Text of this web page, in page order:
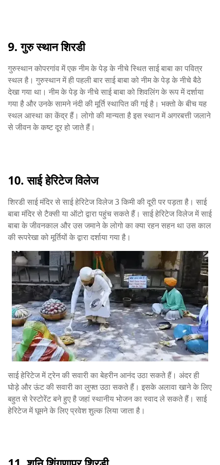
9. गुरु स्थान शिरडी
गुरुस्थान कोपरगांव में एक नीम के पेड़ के नीचे स्थित साई बाबा का पवित्र
स्थल है। गुरुस्थान में ही पहली बार साई बाबा को नीम के पेड़ के नीचे बैठे
देखा गया था। नीम के पेड़ के नीचे साई बाबा को शिवलिंग के रूप में दर्शाया
गया है और उनके सामने नंदी की मूर्ति स्थापित की गई है। भक्तो के बीच यह
स्थल आस्था का केंद्र हैं। लोगो की मान्यता है इस स्थान में अगरबत्ती जलाने
से जीवन के कष्ट दूर हो जाते हैं।
10. साई हेरिटेज विलेज
शिरडी साई मंदिर से साई हेरिटेज विलेज 3 किमी की दूरी पर पड़ता है। साई
बाबा मंदिर से टैक्सी या ऑटो द्वारा पहुंच सकते हैं। साई हेरिटेज विलेज में साई
बाबा के जीवनकाल और उस जमाने के लोगो का क्या रहन सहन था उस काल
की रूपरेखा को मूर्तियों के द्वारा दर्शाया गया है।
साई हेरिटेज में ट्रेन की सवारी का बेहरीन आनंद उठा सकते हैं। अंदर ही
घोड़े और ऊंट की सवारी का लुफ्त उठा सकते हैं। इसके अलावा खाने के लिए
बहुत से रेस्टोरेंट बने हुए है जहां स्थानीय भोजन का स्वाद ले सकते हैं। साई
हेरिटेज में घूमने के लिए प्रवेश शुल्क लिया जाता है।